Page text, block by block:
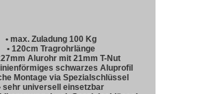
• max. Zuladung 100 Kg
• 120cm Tragrohrlänge
Alurohr mit 21mm T-Nut
schwarzes Aluprofil
Montage via Spezialschlüssel
sehr universell einsetzbar